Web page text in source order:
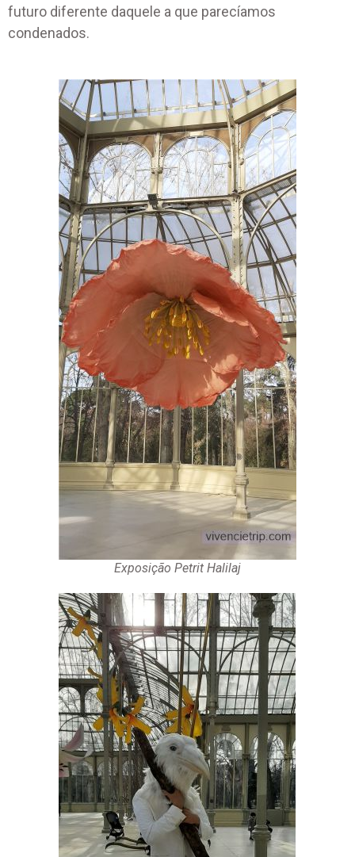
futuro diferente daquele a que parecíamos
condenados.
Exposição Petrit Halilaj